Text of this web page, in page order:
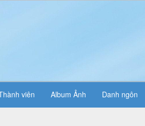
viên Album Ảnh Danh ngôn